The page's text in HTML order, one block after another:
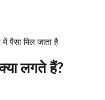
पैसा मिल जाता है
लगते हैं?